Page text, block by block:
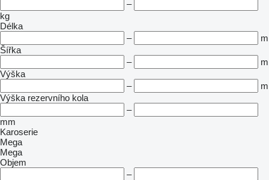
–
kg
Délka
–
m
Šířka
–
m
Výška
–
m
Výška rezervního kola
–
mm
Karoserie
Mega
Mega
Objem
–